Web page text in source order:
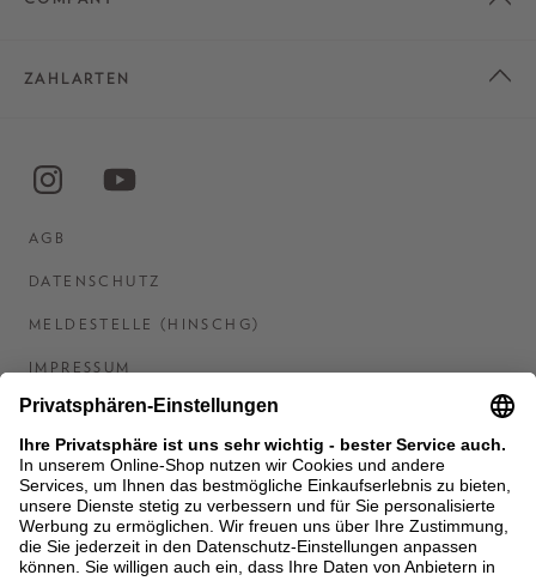
ZAHLARTEN
AGB
DATENSCHUTZ
MELDESTELLE (HINSCHG)
IMPRESSUM
BARRIEREFREIHEITSERKLÄRUNG
KONTAKT
COOKIES
MEN'S WORLD: BRAUN HAMBURG